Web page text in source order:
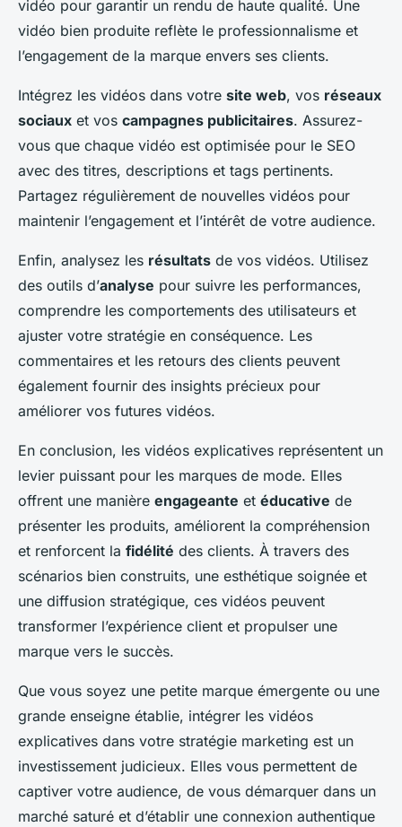
vidéo pour garantir un rendu de haute qualité. Une
vidéo bien produite reflète le professionnalisme et
l’engagement de la marque envers ses clients.
Intégrez les vidéos dans votre site web, vos réseaux
sociaux et vos campagnes publicitaires. Assurez-
vous que chaque vidéo est optimisée pour le SEO
avec des titres, descriptions et tags pertinents.
Partagez régulièrement de nouvelles vidéos pour
maintenir l’engagement et l’intérêt de votre audience.
Enfin, analysez les résultats de vos vidéos. Utilisez
des outils d’analyse pour suivre les performances,
comprendre les comportements des utilisateurs et
ajuster votre stratégie en conséquence. Les
commentaires et les retours des clients peuvent
également fournir des insights précieux pour
améliorer vos futures vidéos.
En conclusion, les vidéos explicatives représentent un
levier puissant pour les marques de mode. Elles
offrent une manière engageante et éducative de
présenter les produits, améliorent la compréhension
et renforcent la fidélité des clients. À travers des
scénarios bien construits, une esthétique soignée et
une diffusion stratégique, ces vidéos peuvent
transformer l’expérience client et propulser une
marque vers le succès.
Que vous soyez une petite marque émergente ou une
grande enseigne établie, intégrer les vidéos
explicatives dans votre stratégie marketing est un
investissement judicieux. Elles vous permettent de
captiver votre audience, de vous démarquer dans un
marché saturé et d’établir une connexion authentique